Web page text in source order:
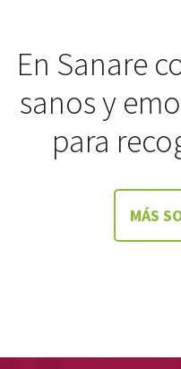
En Sanare
sanos y
para
MÁS